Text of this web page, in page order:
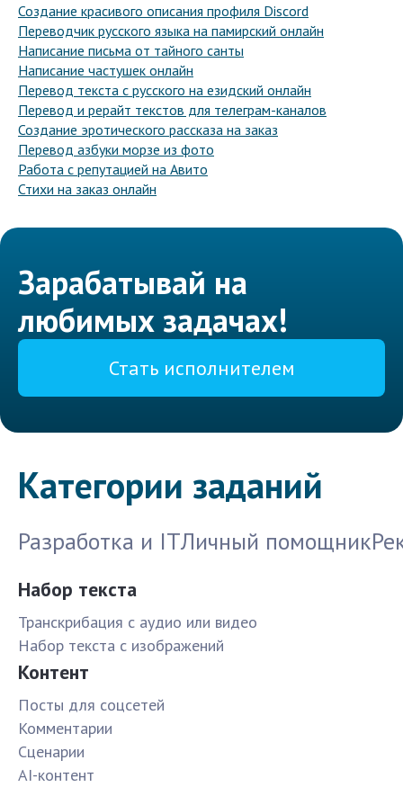
Создание красивого описания профиля Discord
Переводчик русского языка на памирский онлайн
Написание письма от тайного санты
Написание частушек онлайн
Перевод текста с русского на езидский онлайн
Перевод и рерайт текстов для телеграм-каналов
Создание эротического рассказа на заказ
Перевод азбуки морзе из фото
Работа с репутацией на Авито
Стихи на заказ онлайн
Зарабатывай на
любимых задачах!
Стать исполнителем
Категории заданий
Разработка и ITЛичный помощник
Набор текста
Транскрибация с аудио или видео
Набор текста с изображений
Контент
Посты для соцсетей
Комментарии
Сценарии
AI-контент